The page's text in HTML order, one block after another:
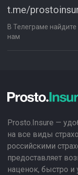
t.me/
В Телеграме
нам
Prosto.Insure —
на все виды
российскими
предоставляет
наценок, быстро и